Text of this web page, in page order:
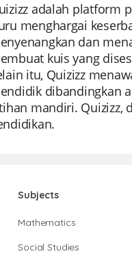
adalah platform
menghargai
dan
kuis yang
itu, Quizizz
dibandingkan
mandiri. Quizizz,
Subjects
Mathematics
Social Studies